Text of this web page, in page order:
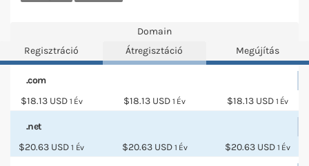
Domain
Regisztráció
Átregisztáció Megújítás
.com
$18.13 USD 1 Év $18.13 USD 1 Év $18.13 USD 1 Év
.net
$20.63 USD 1 Év $20.63 USD 1 Év $20.63 USD 1 Év